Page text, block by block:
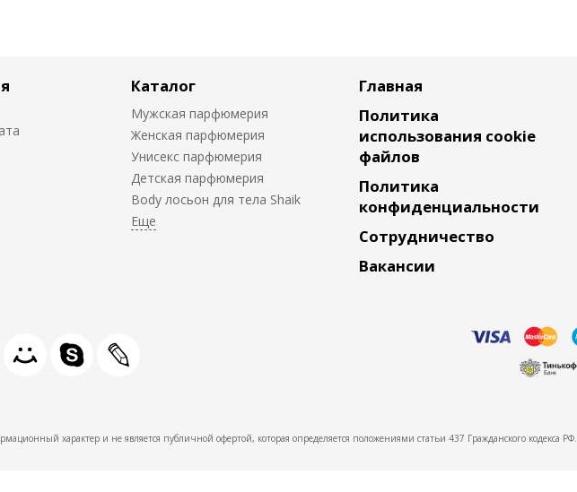
Каталог
Мужская парфюмерия
Женская парфюмерия
Унисекс парфюмерия
Детская парфюмерия
Body лосьон для тела Shaik
Главная
Политика
использования cookie
файлов
Политика
конфиденциальности
Сотрудничество
Вакансии
характер и не является публичной офертой, которая определяется положениями статьи 437 Гражданского кодекса РФ.